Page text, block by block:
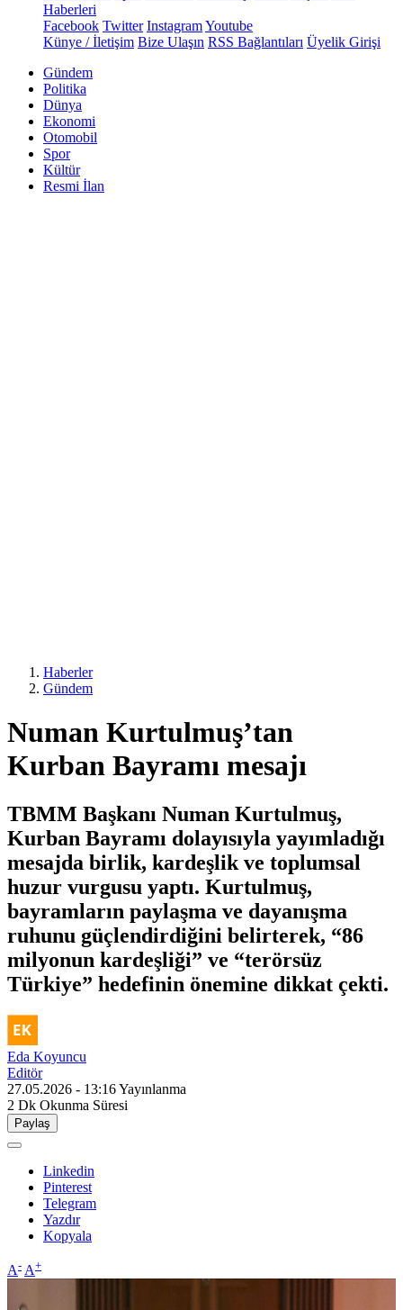
Haberleri
Facebook Twitter InstagramYoutube
Künye / İletişim Bize Ulaşın RSS Bağlantıları Üyelik Girişi
Gündem
Politika
Dünya
Ekonomi
Otomobil
Spor
Kültür
Resmi İlan
Haberler
Gündem
Numan Kurtulmuş’tan
Kurban Bayramı mesajı
TBMM Başkanı Numan Kurtulmuş,
Kurban Bayramı dolayısıyla yayımladığı
mesajda birlik, kardeşlik ve toplumsal
huzur vurgusu yaptı. Kurtulmuş,
bayramların paylaşma ve dayanışma
ruhunu güçlendirdiğini belirterek, “86
milyonun kardeşliği” ve “terörsüz
Türkiye” hedefinin önemine dikkat çekti.
Eda Koyuncu
Editör
27.05.2026 - 13:16Yayınlanma
2 Dk Okunma Süresi
Paylaş
Linkedin
Pinterest
Telegram
Yazdır
Kopyala
A- A+